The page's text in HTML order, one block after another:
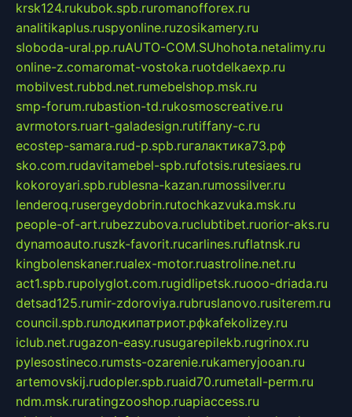
krsk124.rukubok.spb.ruromanofforex.ru
analitikaplus.ruspyonline.ruzosikamery.ru
sloboda-ural.pp.ruAUTO-COM.SUhohota.netalimy.ru
online-z.comaromat-vostoka.ruotdelkaexp.ru
mobilvest.rubbd.net.rumebelshop.msk.ru
smp-forum.rubastion-td.rukosmoscreative.ru
avrmotors.ruart-galadesign.rutiffany-c.ru
ecostep-samara.rud-p.spb.ruгалактика73.рф
sko.com.rudavitamebel-spb.rufotsis.rutesiaes.ru
kokoroyari.spb.rublesna-kazan.rumossilver.ru
lenderoq.rusergeydobrin.rutochkazvuka.msk.ru
people-of-art.rubezzubova.ruclubtibet.ruorior-aks.ru
dynamoauto.ruszk-favorit.rucarlines.ruflatnsk.ru
kingbolenskaner.rualex-motor.ruastroline.net.ru
act1.spb.rupolyglot.com.rugidlipetsk.ruooo-driada.ru
detsad125.rumir-zdoroviya.rubruslanovo.rusiterem.ru
council.spb.ruлодкипатриот.рфkafekolizey.ru
iclub.net.rugazon-easy.rusugarepilekb.rugrinox.ru
pylesostineco.rumsts-ozarenie.rukameryjooan.ru
artemovskij.rudopler.spb.ruaid70.rumetall-perm.ru
ndm.msk.ruratingzooshop.ruapiaccess.ru